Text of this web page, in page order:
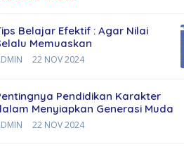
Belajar Efektif : Agar Nilai
Memuaskan
22 NOV 2024
Pendidikan Karakter
Menyiapkan Generasi Muda
22 NOV 2024